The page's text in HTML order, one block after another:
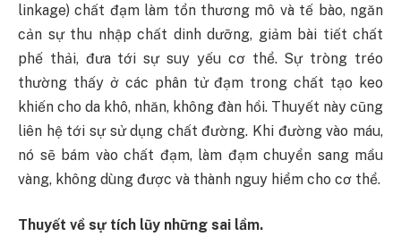
linkage) chất đạm làm tổn thương mô và tế bào, ngăn
cản sự thu nhập chất dinh dưỡng, giảm bài tiết chất
phế thải, đưa tới sự suy yếu cơ thể. Sự tròng tréo
thường thấy ở các phân tử đạm trong chất tạo keo
khiến cho da khô, nhăn, không đàn hồi. Thuyết này cũng
liên hệ tới sự sử dụng chất đường. Khi đường vào máu,
nó sẽ bám vào chất đạm, làm đạm chuyển sang mầu
vàng, không dùng được và thành nguy hiểm cho cơ thể.
Thuyết về sự tích lũy những sai lầm.